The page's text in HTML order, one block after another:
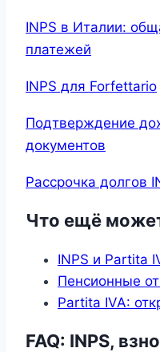
INPS в Италии:
платежей
INPS для Forfettario
Подтверждение
документов
Рассрочка долгов
Что ещё
INPS и Partita
Пенсионные
Partita IVA:
FAQ: INPS,